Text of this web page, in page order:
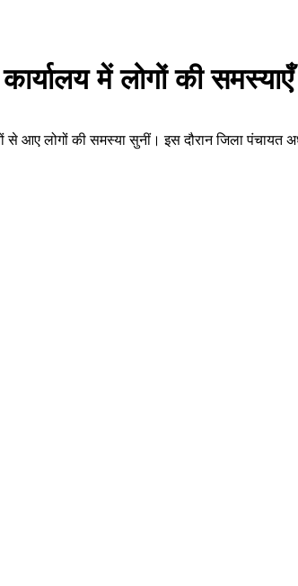
में लोगों की
आए लोगों की समस्या सुनीं। इस दौरान जिला पंचायत